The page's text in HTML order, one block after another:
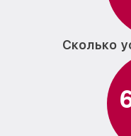
Сколько